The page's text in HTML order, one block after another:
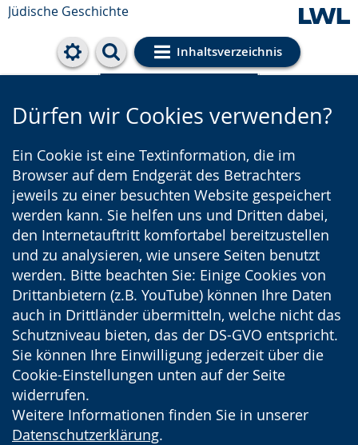
Jüdische Geschichte
Inhaltsverzeichnis
Cookie-Einstellungen
Dürfen wir Cookies verwenden?
Ein Cookie ist eine Textinformation, die im
Browser auf dem Endgerät des Betrachters
jeweils zu einer besuchten Website gespeichert
werden kann. Sie helfen uns und Dritten dabei,
den Internetauftritt komfortabel bereitzustellen
und zu analysieren, wie unsere Seiten benutzt
werden. Bitte beachten Sie: Einige Cookies von
Drittanbietern (z.B. YouTube) können Ihre Daten
auch in Drittländer übermitteln, welche nicht das
Schutzniveau bieten, das der DS-GVO entspricht.
Sie können Ihre Einwilligung jederzeit über die
Cookie-Einstellungen unten auf der Seite
widerrufen.
Weitere Informationen finden Sie in unserer
Datenschutzerklärung.